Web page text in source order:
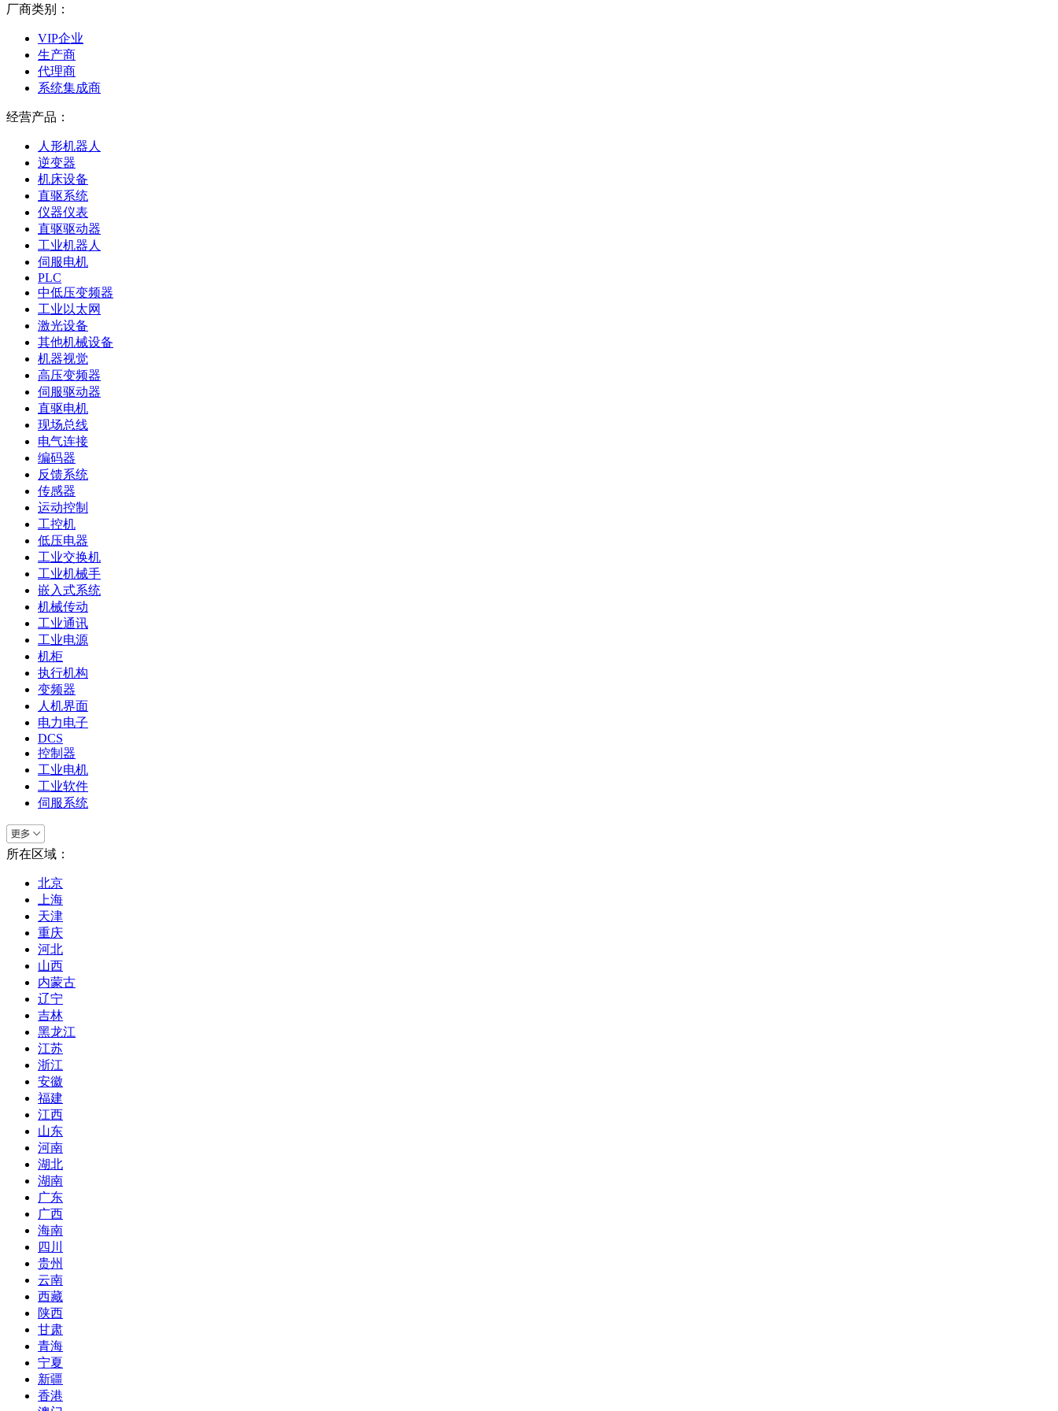
厂商类别：
VIP企业
生产商
代理商
系统集成商
经营产品：
人形机器人
逆变器
机床设备
直驱系统
仪器仪表
直驱驱动器
工业机器人
伺服电机
PLC
中低压变频器
工业以太网
激光设备
其他机械设备
机器视觉
高压变频器
伺服驱动器
直驱电机
现场总线
电气连接
编码器
反馈系统
传感器
运动控制
工控机
低压电器
工业交换机
工业机械手
嵌入式系统
机械传动
工业通讯
工业电源
机柜
执行机构
变频器
人机界面
电力电子
DCS
控制器
工业电机
工业软件
伺服系统
所在区域：
北京
上海
天津
重庆
河北
山西
内蒙古
辽宁
吉林
黑龙江
江苏
浙江
安徽
福建
江西
山东
河南
湖北
湖南
广东
广西
海南
四川
贵州
云南
西藏
陕西
甘肃
青海
宁夏
新疆
香港